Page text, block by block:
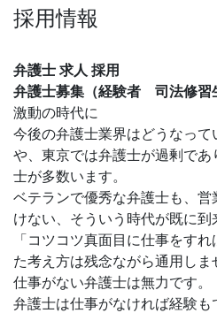
採用情報
弁護士 求人 採用
弁護士募集（経験者 司法修習
激動の時代に
今後の弁護士業界はどうなっ
や、東京では弁護士が過剰で
士が多数います。
ベテランで優秀な弁護士も、
けない、そういう時代が既に到
「コツコツ真面目に仕事をす
た考え方は残念ながら通用しま
仕事がない弁護士は無力です。
弁護士は仕事がなければ経験